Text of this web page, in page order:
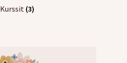
Kurssit (3)